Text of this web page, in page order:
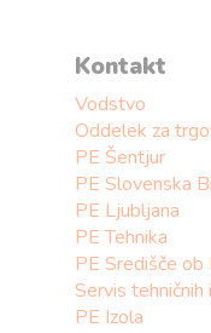
Kontakt
Vodstvo
Oddelek za
PE Šentjur
PE Slovenska
PE Ljubljana
PE Tehnika
PE Središče ob
Servis tehničnih
PE Izola